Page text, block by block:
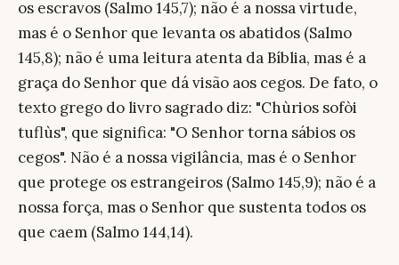
os escravos (Salmo 145,7); não é a nossa virtude,
mas é o Senhor que levanta os abatidos (Salmo
145,8); não é uma leitura atenta da Bíblia, mas é a
graça do Senhor que dá visão aos cegos. De fato, o
texto grego do livro sagrado diz: "Chùrios sofòi
tuflùs", que significa: "O Senhor torna sábios os
cegos". Não é a nossa vigilância, mas é o Senhor
que protege os estrangeiros (Salmo 145,9); não é a
nossa força, mas o Senhor que sustenta todos os
que caem (Salmo 144,14).